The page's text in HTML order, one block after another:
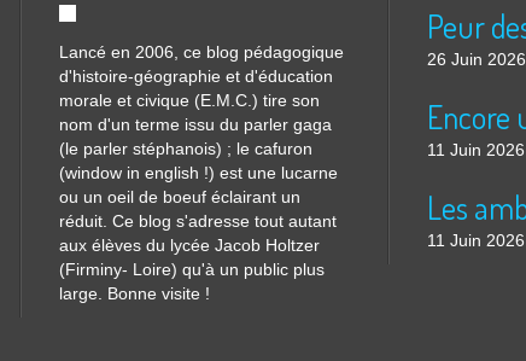
Lancé en 2006, ce blog pédagogique
d'histoire-géographie et d'éducation
morale et civique (E.M.C.) tire son
nom d'un terme issu du parler gaga
(le parler stéphanois) ; le cafuron
(window in english !) est une lucarne
ou un oeil de boeuf éclairant un
réduit. Ce blog s'adresse tout autant
aux élèves du lycée Jacob Holtzer
(Firminy- Loire) qu'à un public plus
large. Bonne visite !
26 Juin 2026
11 Juin 2026
11 Juin 2026